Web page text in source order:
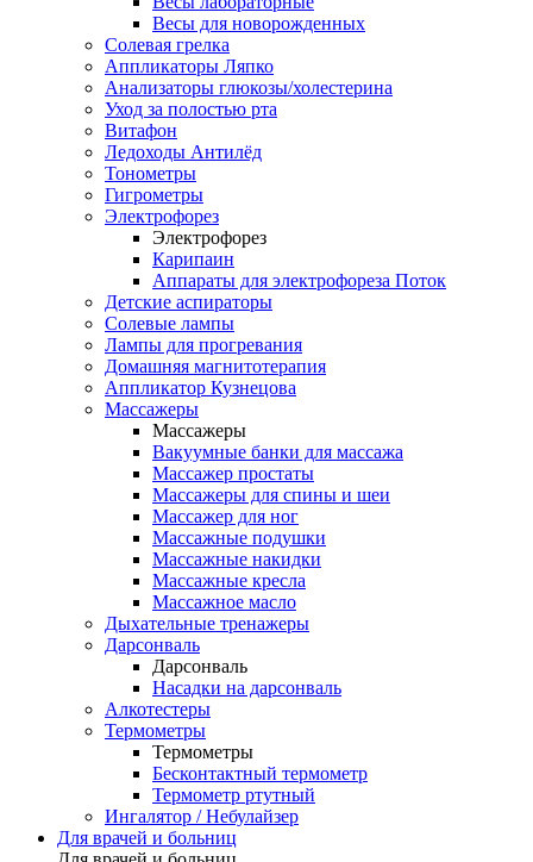
Весы для новорожденных
Солевая грелка
Аппликаторы Ляпко
Анализаторы глюкозы/холестерина
Уход за полостью рта
Витафон
Ледоходы Антилёд
Тонометры
Гигрометры
Электрофорез
Электрофорез
Карипаин
Аппараты для электрофореза Поток
Детские аспираторы
Солевые лампы
Лампы для прогревания
Домашняя магнитотерапия
Аппликатор Кузнецова
Массажеры
Массажеры
Вакуумные банки для массажа
Массажер простаты
Массажеры для спины и шеи
Массажер для ног
Массажные подушки
Массажные накидки
Массажные кресла
Массажное масло
Дыхательные тренажеры
Дарсонваль
Дарсонваль
Насадки на дарсонваль
Алкотестеры
Термометры
Термометры
Бесконтактный термометр
Термометр ртутный
Ингалятор / Небулайзер
Для врачей и больниц